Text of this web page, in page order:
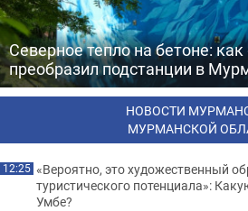
Северное тепло на бетоне:
преобразил подстанции в
НОВОСТИ
МУРМАНСКОЙ
12:25 «Вероятно, это художественный
туристического потенциала»:
Умбе?